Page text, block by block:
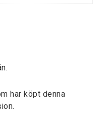
har köpt denna